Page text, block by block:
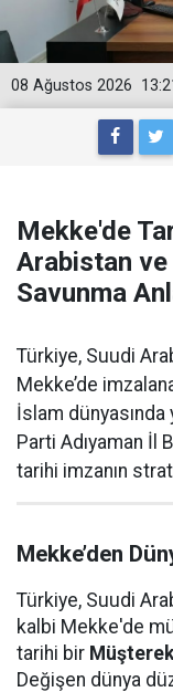
08 Ağustos 2026
Mekke'de
Arabistan
Savunma
Türkiye, Suudi
Mekke’de
İslam
Parti Adıyaman İl
tarihi imzanın
Mekke’den
Türkiye, Suudi
kalbi Mekke'de
tarihi bir
Değişen dünya